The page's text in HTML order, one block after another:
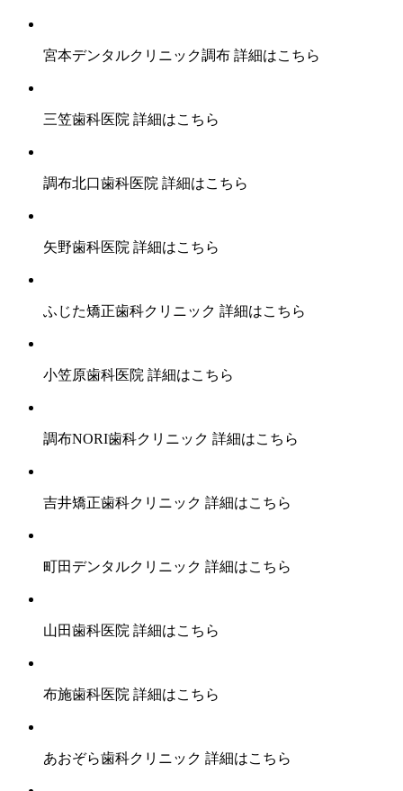
宮本デンタルクリニック調布 詳細はこちら
三笠歯科医院 詳細はこちら
調布北口歯科医院 詳細はこちら
矢野歯科医院 詳細はこちら
ふじた矯正歯科クリニック 詳細はこちら
小笠原歯科医院 詳細はこちら
調布NORI歯科クリニック 詳細はこちら
吉井矯正歯科クリニック 詳細はこちら
町田デンタルクリニック 詳細はこちら
山田歯科医院 詳細はこちら
布施歯科医院 詳細はこちら
あおぞら歯科クリニック 詳細はこちら